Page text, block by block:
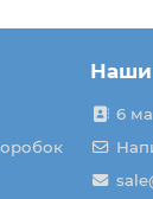
Наши
6